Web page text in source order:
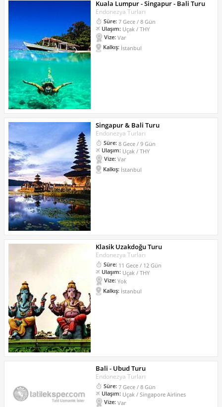
Kuala Lumpur - Singapur - Bali Turu
Endonezya Turları
Süre: 7 Gece / 8 Gün
Ulaşım: Uçak / THY
Vize: Var
Kalkış: İstanbul
Singapur & Bali Turu
Endonezya Turları
Süre: 8 Gece / 9 Gün
Ulaşım: Uçak / THY
Vize: Var
Kalkış: İstanbul
Klasik Uzakdoğu Turu
Endonezya Turları
Süre: 11 Gece / 12 Gün
Ulaşım: Uçak / THY
Vize: Yok
Kalkış: İstanbul
Bali - Ubud Turu
Endonezya Turları
Süre: 7 Gece / 8 Gün
Ulaşım: Uçak / Singapore Airlines
Vize: Var